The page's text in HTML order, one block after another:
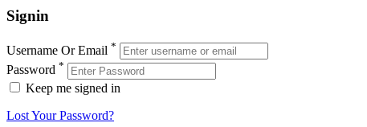
Signin
Username Or Email *
Password *
Keep me signed in
Lost Your Password?